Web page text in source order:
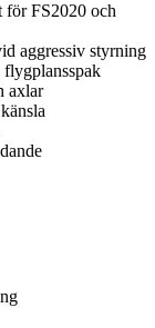
för FS2020 och
aggressiv styrning
axlar